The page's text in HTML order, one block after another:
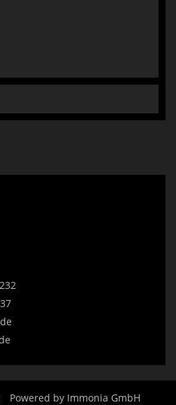
Powered by Immonia GmbH